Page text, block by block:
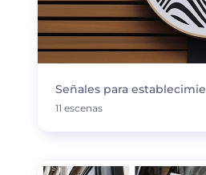
Señales para
11 escenas